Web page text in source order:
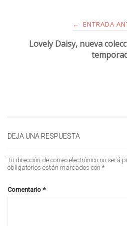
← ENTRADA
Lovely Daisy, nueva
DEJA UNA RESPUESTA
Tu dirección de correo electrónico no será
obligatorios están marcados con *
Comentario *